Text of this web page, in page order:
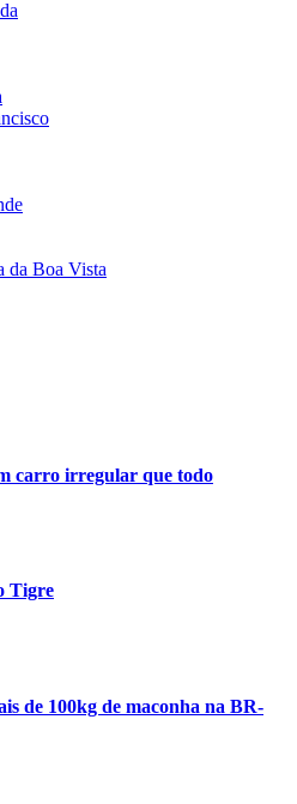
da Boa Vista
carro irregular que todo
Tigre
de 100kg de maconha na BR-